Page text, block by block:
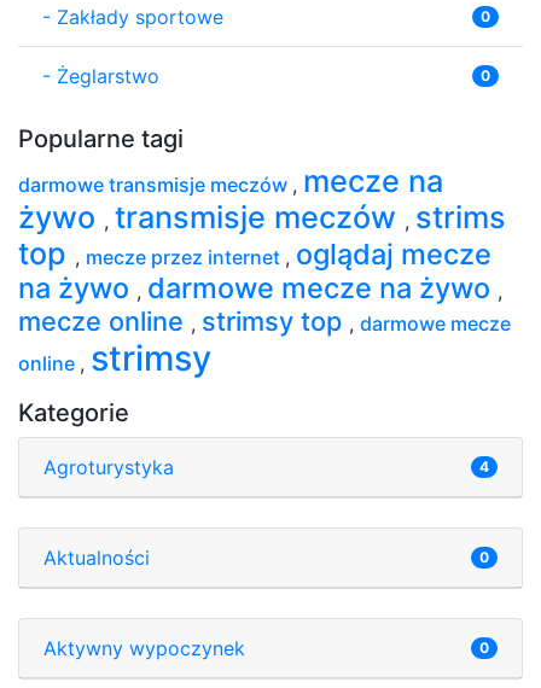
- Zakłady sportowe 0
- Żeglarstwo 0
Popularne tagi
darmowe transmisje meczów , mecze na
żywo , transmisje meczów , strims
top , mecze przez internet , oglądaj mecze
na żywo , darmowe mecze na żywo ,
mecze online , strimsy top , darmowe mecze
online , strimsy
Kategorie
Agroturystyka 4
Aktualności 0
Aktywny wypoczynek 0